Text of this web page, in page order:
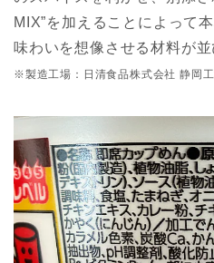
MIX”を加えることによって
味わいを想像させる材料が並
※製造工場：日清食品株式会社 静岡工